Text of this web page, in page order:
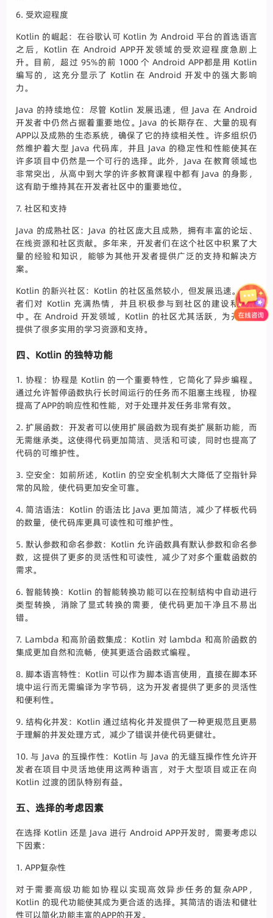
6. 受欢迎程度
Kotlin 的崛起：在谷歌认可 Kotlin 为 Android 平台的首选语言
之后，Kotlin 在 Android APP开发领域的受欢迎程度急剧上
升。目前，超过 95%的前 1000 个 Android APP都是用 Kotlin
编写的，这充分显示了 Kotlin 在 Android 开发中的强大影响
力。
Java 的持续地位：尽管 Kotlin 发展迅速，但 Java 在 Android
开发者中仍然占据着重要地位。Java 的长期存在、大量的现有
APP以及成熟的生态系统，确保了它的持续相关性。许多组织仍
然维护着大型 Java 代码库，并且 Java 的稳定性和性能使其在
许多项目中仍然是一个可行的选择。此外，Java 在教育领域也
非常突出，从高中到大学的许多教育课程中都有 Java 的身影，
这有助于维持其在开发者社区中的重要地位。
7. 社区和支持
Java 的成熟社区：Java 的社区庞大且成熟，拥有丰富的论坛、
在线资源和社区贡献。多年来，开发者们在这个社区中积累了大
量的经验和知识，能够为其他开发者提供广泛的支持和解决方
案。
Kotlin 的新兴社区：Kotlin 的社区虽然较小，但发展迅速。开发
者们对 Kotlin 充满热情，并且积极参与到社区的建设和发展
中。在 Android 开发领域，Kotlin 的社区尤其活跃，为开发者
提供了很多实用的学习资源和支持。
四、Kotlin 的独特功能
1. 协程：协程是 Kotlin 的一个重要特性，它简化了异步编程。
通过允许暂停函数执行长时间运行的任务而不阻塞主线程，协程
提高了APP的响应性和性能，对于处理并发任务非常有效。
2. 扩展函数：开发者可以使用扩展函数为现有类扩展新功能，而
无需继承类。这使得代码更加简洁、灵活和可读，同时也提高了
代码的可维护性。
3. 空安全：如前所述，Kotlin 的空安全机制大大降低了空指针异
常的风险，使代码更加安全可靠。
4. 简洁语法：Kotlin 的语法比 Java 更加简洁，减少了样板代码
的数量，使代码库更具可读性和可维护性。
5. 默认参数和命名参数：Kotlin 允许函数具有默认参数和命名参
数，这提供了更多的灵活性和可读性，减少了对多个重载函数的
需求。
6. 智能转换：Kotlin 的智能转换功能可以在控制结构中自动进行
类型转换，消除了显式转换的需要，使代码更加干净且不易出
错。
7. Lambda 和高阶函数集成：Kotlin 对 lambda 和高阶函数的
集成更加自然和流畅，使其更适合函数式编程。
8. 脚本语言特性：Kotlin 可以作为脚本语言使用，直接在脚本环
境中运行而无需编译为字节码，这为开发者提供了更多的灵活性
和便利性。
9. 结构化并发：Kotlin 通过结构化并发提供了一种更规范且更易
于理解的并发处理方式，减少了错误并使代码更健壮。
10. 与 Java 的互操作性：Kotlin 与 Java 的无缝互操作性允许开
发者在项目中灵活地使用这两种语言，对于大型项目或正在向
Kotlin 过渡的团队特别有益。
五、选择的考虑因素
在选择 Kotlin 还是 Java 进行 Android APP开发时，需要考虑以
下因素：
1. APP复杂性
对于需要高级功能如协程以实现高效异步任务的复杂APP，
Kotlin 的现代功能使其成为更合适的选择。其简洁的语法和健壮
性可以简化功能丰富的APP的开发。